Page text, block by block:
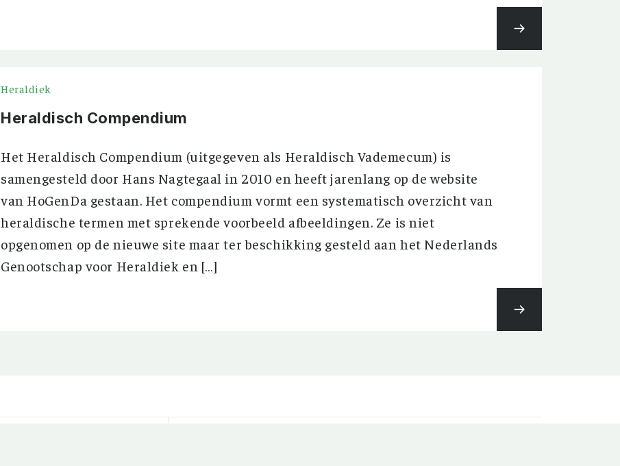
Heraldiek
Heraldisch Compendium
Het Heraldisch Compendium (uitgegeven als Heraldisch Vademecum) is
samengesteld door Hans Nagtegaal in 2010 en heeft jarenlang op de website
van HoGenDa gestaan. Het compendium vormt een systematisch overzicht van
heraldische termen met sprekende voorbeeld afbeeldingen. Ze is niet
opgenomen op de nieuwe site maar ter beschikking gesteld aan het Nederlands
Genootschap voor Heraldiek en […]